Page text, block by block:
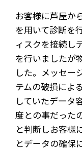
お客様に芦屋か
を用いて診断を
ィスクを接続し
を行いましたが
した。メッセー
テムの破損によ
していたデータ
度との事だった
と判断しお客様
とデータの確保